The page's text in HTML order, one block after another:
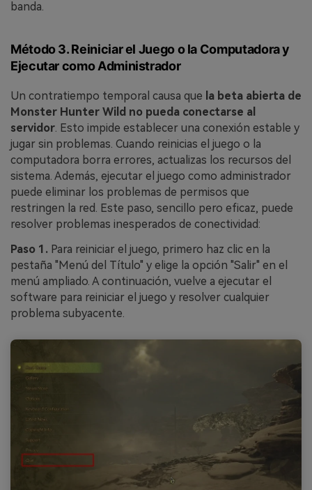
banda.
Método 3. Reiniciar el Juego o la Computadora y
Ejecutar como Administrador
Un contratiempo temporal causa que la beta abierta de
Monster Hunter Wild no pueda conectarse al
servidor. Esto impide establecer una conexión estable y
jugar sin problemas. Cuando reinicias el juego o la
computadora borra errores, actualizas los recursos del
sistema. Además, ejecutar el juego como administrador
puede eliminar los problemas de permisos que
restringen la red. Este paso, sencillo pero eficaz, puede
resolver problemas inesperados de conectividad:
Paso 1. Para reiniciar el juego, primero haz clic en la
pestaña "Menú del Título" y elige la opción "Salir" en el
menú ampliado. A continuación, vuelve a ejecutar el
software para reiniciar el juego y resolver cualquier
problema subyacente.